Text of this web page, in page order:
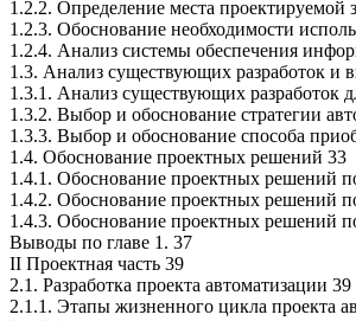
1.2.2. Определение места проектируемой
1.2.3. Обоснование необходимости
1.2.4. Анализ системы обеспечения
1.3. Анализ существующих разработок
1.3.1. Анализ существующих разработок
1.3.2. Выбор и обоснование стратегии
1.3.3. Выбор и обоснование
1.4. Обоснование проектных решений 33
1.4.1. Обоснование проектных решений
1.4.2. Обоснование проектных решений
1.4.3. Обоснование проектных решений
Выводы по главе 1. 37
II Проектная часть 39
2.1. Разработка проекта автоматизации 39
2.1.1. Этапы жизненного цикла проекта